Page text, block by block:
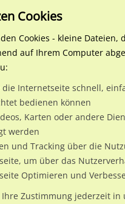
Plakatwerbung
Eschede
Werbemöglichkeiten am
Poststr. in Eschede.
für jede unserer
Cookies
Cookies - kleine Dateien,
auf Ihrem Computer
die Internetseite schnell,
bedienen können
Karten oder andere
werden
und Tracking über die
um über das
Optimieren und
Ihre Zustimmung jederzeit in